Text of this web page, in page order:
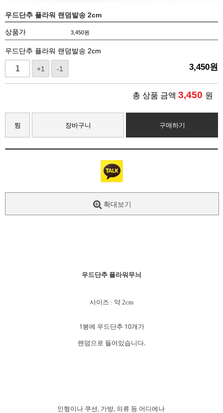
우드단추 플라워 랜덤발송 2cm
상품가 3,450원
우드단추 플라워 랜덤발송 2cm
+1 -1 3,450원
총 상품 금액 3,450 원
찜 장바구니 구매하기
확대보기
우드단추 플라워무늬
사이즈 : 약 2cm
1봉에 우드단추 10개가
랜덤으로 들어있습니다.
인형이나 쿠션, 가방, 의류 등 어디에나